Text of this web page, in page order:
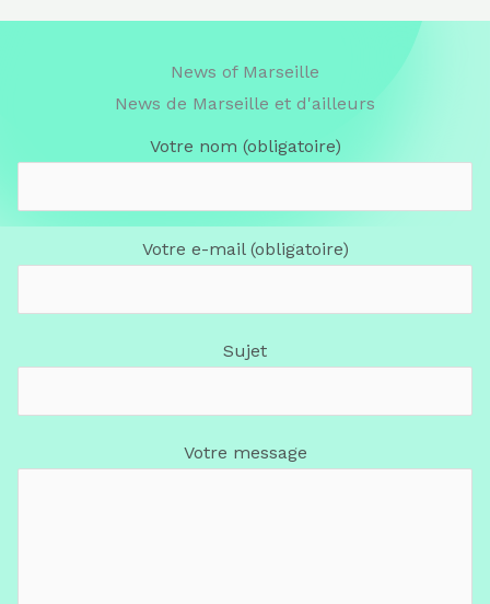
News of Marseille
News de Marseille et d'ailleurs
Votre nom (obligatoire)
Votre e-mail (obligatoire)
Sujet
Votre message